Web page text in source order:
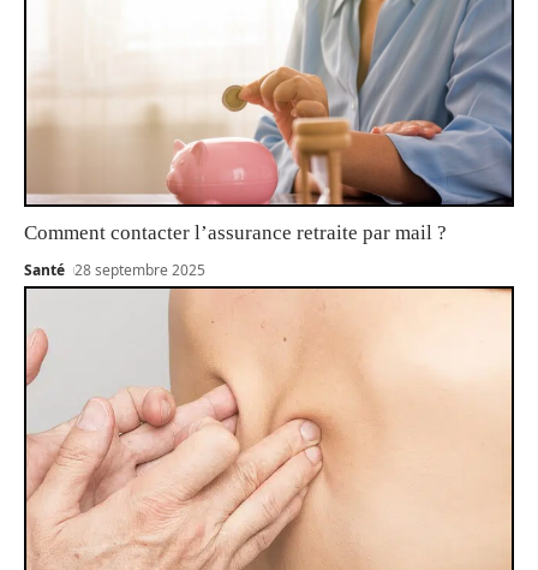
Comment contacter l’assurance retraite par mail ?
Santé 28 septembre 2025